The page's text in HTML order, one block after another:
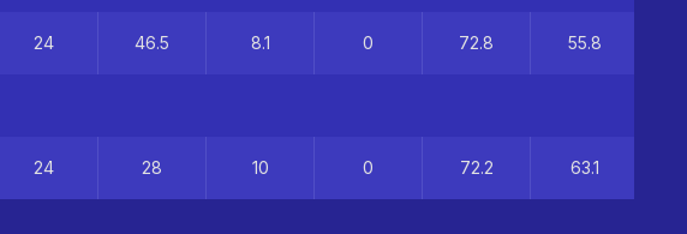
24 46.5 8.1 0 72.8 55.8
24 28 10 0 72.2 63.1